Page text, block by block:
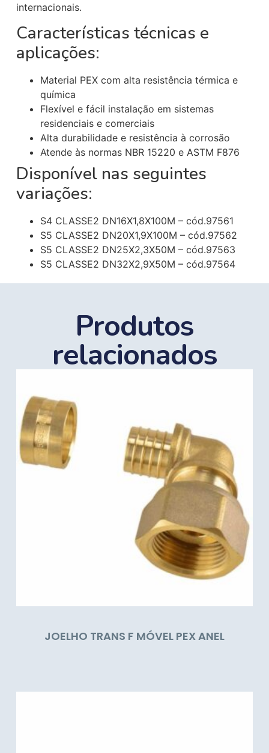
internacionais.
Características técnicas e
aplicações:
Material PEX com alta resistência térmica e
química
Flexível e fácil instalação em sistemas
residenciais e comerciais
Alta durabilidade e resistência à corrosão
Atende às normas NBR 15220 e ASTM F876
Disponível nas seguintes
variações:
S4 CLASSE2 DN16X1,8X100M – cód.97561
S5 CLASSE2 DN20X1,9X100M – cód.97562
S5 CLASSE2 DN25X2,3X50M – cód.97563
S5 CLASSE2 DN32X2,9X50M – cód.97564
Produtos
relacionados
JOELHO TRANS F MÓVEL PEX ANEL